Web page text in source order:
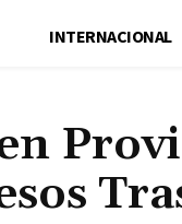
INTERNACIONAL